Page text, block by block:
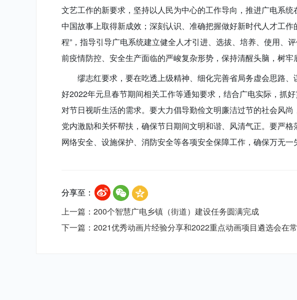
文艺工作的新要求，坚持以人民为中心的工作导向，推进广电系
中国故事上取得新成效；深刻认识、准确把握做好新时代人才工
程”，指导引导广电系统建立健全人才引进、选拔、培养、使用、
前疫情防控、安全生产面临的严峻复杂形势，保持清醒头脑，树牢
缪志红要求，要在吃透上级精神、细化完善省局务虚会思路
好2022年元旦春节期间相关工作等通知要求，结合广电实际，抓
对节日视听生活的需求。要大力倡导勤俭文明廉洁过节的社会风
党内激励和关怀帮扶，确保节日期间文明和谐、风清气正。要严
网络安全、设施保护、消防安全等各项安全保障工作，确保万无一
分享至：
上一篇：200个智慧广电乡镇（街道）建设任务圆满完成
下一篇：2021优秀动画片经验分享和2022重点动画项目遴选会在